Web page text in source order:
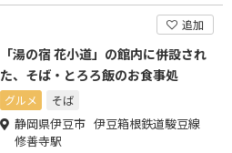
追加
「湯の宿 花小道」の館内に併設され
た、そば・とろろ飯のお食事処
グルメ そば
静岡県伊豆市 伊豆箱根鉄道駿豆線
修善寺駅